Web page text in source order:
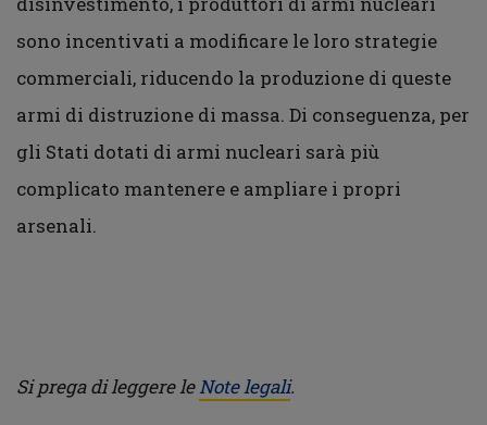
sono incentivati a modificare le loro strategie
commerciali, riducendo la produzione di queste
armi di distruzione di massa. Di conseguenza, per
gli Stati dotati di armi nucleari sarà più
complicato mantenere e ampliare i propri
arsenali.
Si prega di leggere leNote legali.